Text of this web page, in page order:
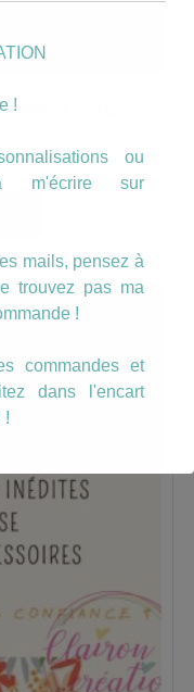
– 2024 –
!
ou
m'écrire sur
mails, pensez à
trouvez pas ma
!
commandes et
dans l'encart
!